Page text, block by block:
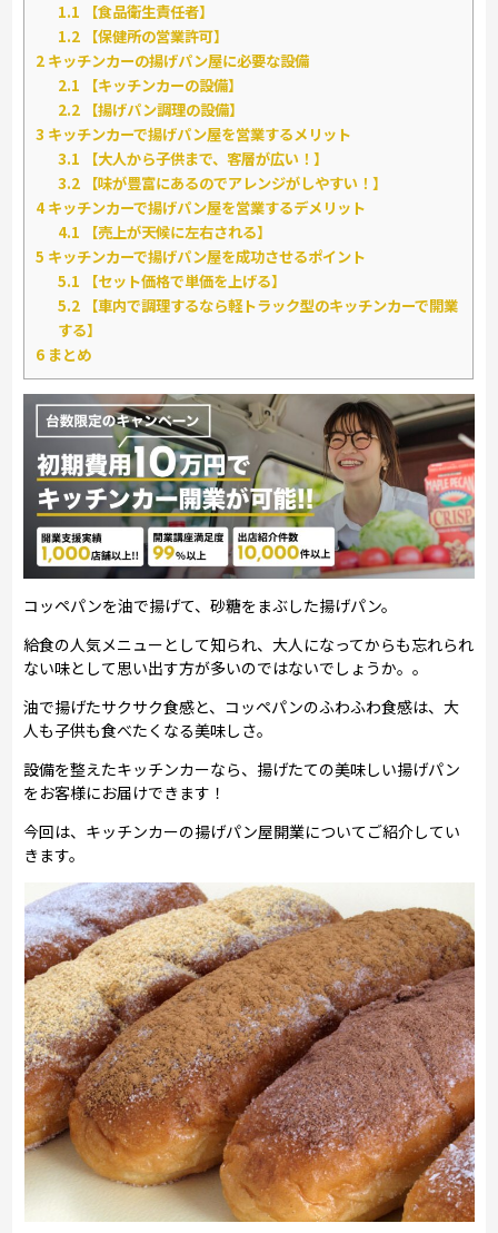
1.1 【食品衛生責任者】
1.2 【保健所の営業許可】
2 キッチンカーの揚げパン屋に必要な設備
2.1 【キッチンカーの設備】
2.2 【揚げパン調理の設備】
3 キッチンカーで揚げパン屋を営業するメリット
3.1 【大人から子供まで、客層が広い！】
3.2 【味が豊富にあるのでアレンジがしやすい！】
4キッチンカーで揚げパン屋を営業するデメリット
4.1 【売上が天候に左右される】
5 キッチンカーで揚げパン屋を成功させるポイント
5.1 【セット価格で単価を上げる】
5.2 【車内で調理するなら軽トラック型のキッチンカーで開業
する】
6 まとめ
コッペパンを油で揚げて、砂糖をまぶした揚げパン。
給食の人気メニューとして知られ、大人になってからも忘れられ
ない味として思い出す方が多いのではないでしょうか。。
油で揚げたサクサク食感と、コッペパンのふわふわ食感は、大
人も子供も食べたくなる美味しさ。
設備を整えたキッチンカーなら、揚げたての美味しい揚げパン
をお客様にお届けできます！
今回は、キッチンカーの揚げパン屋開業についてご紹介してい
きます。